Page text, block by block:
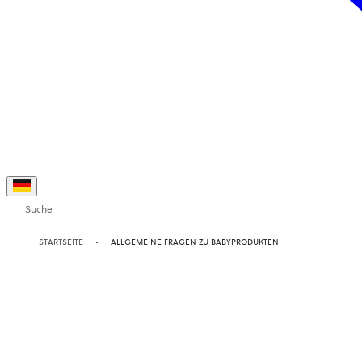
Suche
STARTSEITE ALLGEMEINE FRAGEN ZU BABYPRODUKTEN